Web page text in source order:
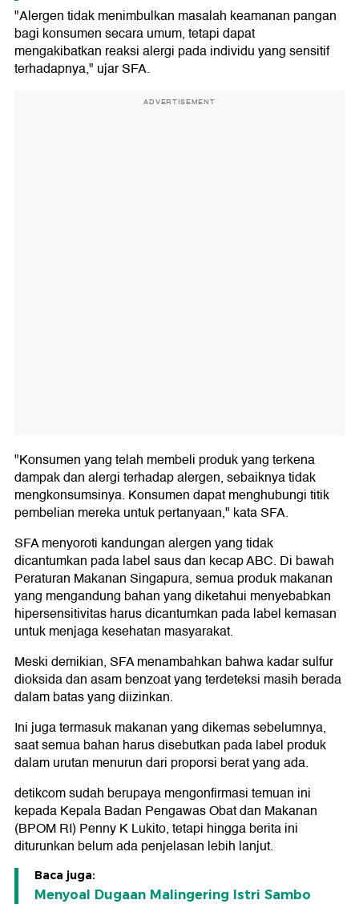
"Alergen tidak menimbulkan masalah keamanan pangan
bagi konsumen secara umum, tetapi dapat
mengakibatkan reaksi alergi pada individu yang sensitif
terhadapnya," ujar SFA.
ADVERTISEMENT
"Konsumen yang telah membeli produk yang terkena
dampak dan alergi terhadap alergen, sebaiknya tidak
mengkonsumsinya. Konsumen dapat menghubungi titik
pembelian mereka untuk pertanyaan," kata SFA.
SFA menyoroti kandungan alergen yang tidak
dicantumkan pada label saus dan kecap ABC. Di bawah
Peraturan Makanan Singapura, semua produk makanan
yang mengandung bahan yang diketahui menyebabkan
hipersensitivitas harus dicantumkan pada label kemasan
untuk menjaga kesehatan masyarakat.
Meski demikian, SFA menambahkan bahwa kadar sulfur
dioksida dan asam benzoat yang terdeteksi masih berada
dalam batas yang diizinkan.
Ini juga termasuk makanan yang dikemas sebelumnya,
saat semua bahan harus disebutkan pada label produk
dalam urutan menurun dari proporsi berat yang ada.
detikcom sudah berupaya mengonfirmasi temuan ini
kepada Kepala Badan Pengawas Obat dan Makanan
(BPOM RI) Penny K Lukito, tetapi hingga berita ini
diturunkan belum ada penjelasan lebih lanjut.
Baca juga:
Menyoal Dugaan Malingering Istri Sambo